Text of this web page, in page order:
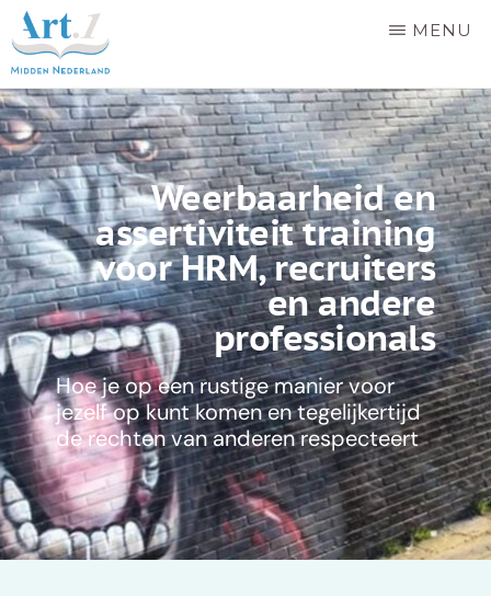
Door
naar
de
hoofd
inhoud
EDUCATIEPLATFORM
ART.
1
MIDDEN
NEDERLAND
Samen
voor
gelijke
behandeling
in
de
provincie
Utrecht
MENU
Weerbaarheid en
assertiviteit training
voor HRM, recruiters
en andere
professionals
Hoe je op een rustige manier voor
jezelf op kunt komen en tegelijkertijd
de rechten van anderen respecteert